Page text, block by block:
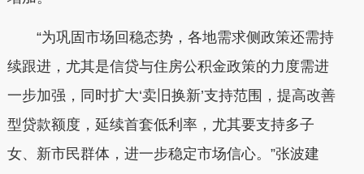
“为巩固市场回稳态势，各地需求侧政策还需持
续跟进，尤其是信贷与住房公积金政策的力度需进
一步加强，同时扩大‘卖旧换新’支持范围，提高改善
型贷款额度，延续首套低利率，尤其要支持多子
女、新市民群体，进一步稳定市场信心。”张波建